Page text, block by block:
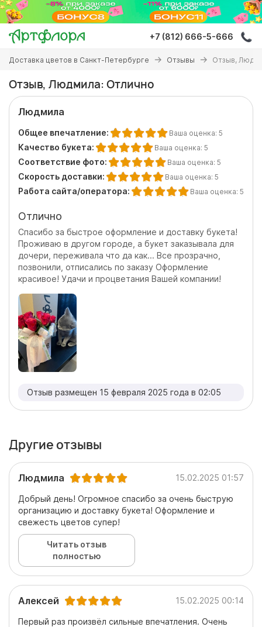
Перейти
основному
содержанию
+7 (812) 666-5-666
Вы
здесь
Доставка цветов в Санкт-Петербурге Отзывы Отзыв,
Отзыв, Людмила: Отлично
Людмила
Общее впечатление: Ваша оценка: 5
Качество букета: Ваша оценка: 5
Соответствие фото: Ваша оценка: 5
Скорость доставки: Ваша оценка: 5
Работа сайта/оператора: Ваша оценка: 5
Отлично
Спасибо за быстрое оформление и доставку букета!
Проживаю в другом городе, а букет заказывала для
дочери, переживала что да как... Все прозрачно,
позвонили, отписались по заказу Оформление
красивое! Удачи и процветания Вашей компании!
Отзыв размещен 15 февраля 2025 года в 02:05
Другие отзывы
Людмила 15.02.2025 01:57
Добрый день! Огромное спасибо за очень быструю
организацию и доставку букета! Оформление и
свежесть цветов супер!
Читать отзыв
полностью
Алексей 15.02.2025 00:14
Первый раз произвёл сильные впечатления. Очень